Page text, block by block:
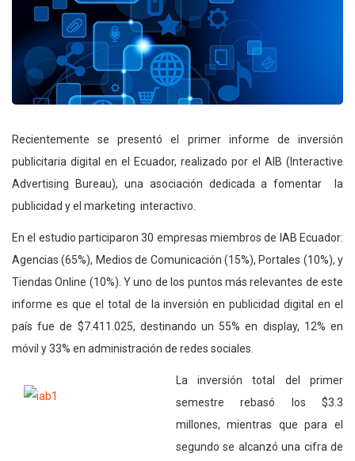
Recientemente se presentó el primer informe de inversión
publicitaria digital en el Ecuador, realizado por el AIB (Interactive
Advertising Bureau), una asociación dedicada a fomentar la
publicidad y el marketing interactivo.
En el estudio participaron 30 empresas miembros de IAB Ecuador:
Agencias (65%), Medios de Comunicación (15%), Portales (10%), y
Tiendas Online (10%). Y uno de los puntos más relevantes de este
informe es que el total de la inversión en publicidad digital en el
país fue de $7.411.025, destinando un 55% en display, 12% en
móvil y 33% en administración de redes sociales.
La inversión total del primer
semestre rebasó los $3.3
millones, mientras que para el
segundo se alcanzó una cifra de